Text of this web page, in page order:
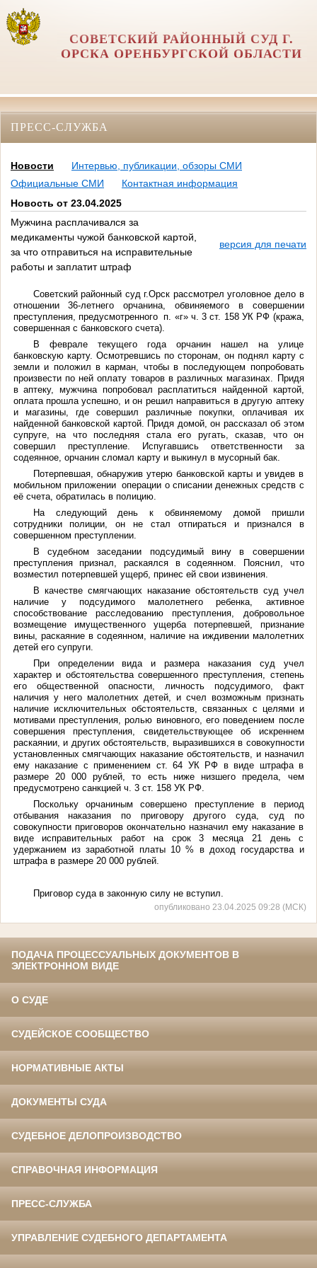
СОВЕТСКИЙ РАЙОННЫЙ СУД Г.
ОРСКА ОРЕНБУРГСКОЙ ОБЛАСТИ
ПРЕСС-СЛУЖБА
Новости
Интервью, публикации, обзоры СМИ
Официальные СМИ
Контактная информация
Новость от 23.04.2025
Мужчина расплачивался за
медикаменты чужой банковской картой,
за что отправиться на исправительные
работы и заплатит штраф
версия для печати
Советский районный суд г.Орск рассмотрел уголовное дело в
отношении 36-летнего орчанина, обвиняемого в совершении
преступления, предусмотренного п. «г» ч. 3 ст. 158 УК РФ (кража,
совершенная с банковского счета).
В феврале текущего года орчанин нашел на улице
банковскую карту. Осмотревшись по сторонам, он поднял карту с
земли и положил в карман, чтобы в последующем попробовать
произвести по ней оплату товаров в различных магазинах. Придя
в аптеку, мужчина попробовал расплатиться найденной картой,
оплата прошла успешно, и он решил направиться в другую аптеку
и магазины, где совершил различные покупки, оплачивая их
найденной банковской картой. Придя домой, он рассказал об этом
супруге, на что последняя стала его ругать, сказав, что он
совершил преступление. Испугавшись ответственности за
содеянное, орчанин сломал карту и выкинул в мусорный бак.
Потерпевшая, обнаружив утерю банковской карты и увидев в
мобильном приложении операции о списании денежных средств с
её счета, обратилась в полицию.
На следующий день к обвиняемому домой пришли
сотрудники полиции, он не стал отпираться и признался в
совершенном преступлении.
В судебном заседании подсудимый вину в совершении
преступления признал, раскаялся в содеянном. Пояснил, что
возместил потерпевшей ущерб, принес ей свои извинения.
В качестве смягчающих наказание обстоятельств суд учел
наличие у подсудимого малолетнего ребенка, активное
способствование расследованию преступления, добровольное
возмещение имущественного ущерба потерпевшей, признание
вины, раскаяние в содеянном, наличие на иждивении малолетних
детей его супруги.
При определении вида и размера наказания суд учел
характер и обстоятельства совершенного преступления, степень
его общественной опасности, личность подсудимого, факт
наличия у него малолетних детей, и счел возможным признать
наличие исключительных обстоятельств, связанных с целями и
мотивами преступления, ролью виновного, его поведением после
совершения преступления, свидетельствующее об искреннем
раскаянии, и других обстоятельств, выразившихся в совокупности
установленных смягчающих наказание обстоятельств, и назначил
ему наказание с применением ст. 64 УК РФ в виде штрафа в
размере 20 000 рублей, то есть ниже низшего предела, чем
предусмотрено санкцией ч. 3 ст. 158 УК РФ.
Поскольку орчаниным совершено преступление в период
отбывания наказания по приговору другого суда, суд по
совокупности приговоров окончательно назначил ему наказание в
виде исправительных работ на срок 3 месяца 21 день с
удержанием из заработной платы 10 % в доход государства и
штрафа в размере 20 000 рублей.
Приговор суда в законную силу не вступил.
опубликовано 23.04.2025 09:28 (МСК)
ПОДАЧА ПРОЦЕССУАЛЬНЫХ ДОКУМЕНТОВ В
ЭЛЕКТРОННОМ ВИДЕ
О СУДЕ
СУДЕЙСКОЕ СООБЩЕСТВО
НОРМАТИВНЫЕ АКТЫ
ДОКУМЕНТЫ СУДА
СУДЕБНОЕ ДЕЛОПРОИЗВОДСТВО
СПРАВОЧНАЯ ИНФОРМАЦИЯ
ПРЕСС-СЛУЖБА
УПРАВЛЕНИЕ СУДЕБНОГО ДЕПАРТАМЕНТА